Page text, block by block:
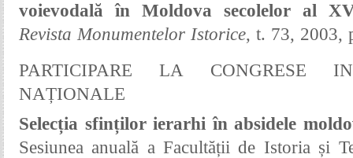
voievodală în Moldova secolelor al
Revista Monumentelor Istorice, t. 73, 2003,
PARTICIPARE LA CONGRESE
NAȚIONALE
Selecția sfinților ierarhi în absidele
Sesiunea anuală a Facultății de Istoria și